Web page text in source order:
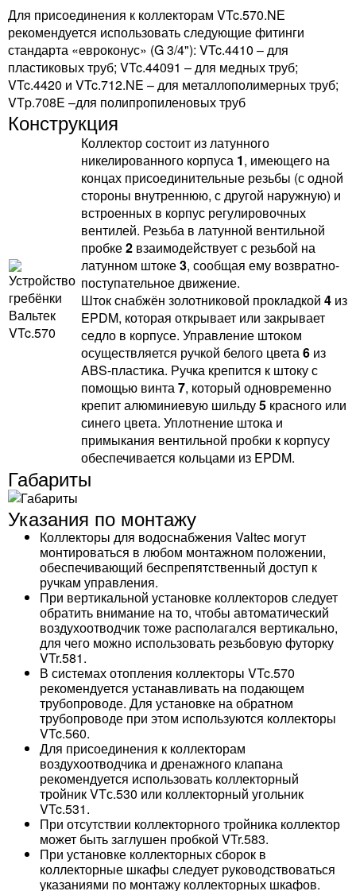
Для присоединения к коллекторам VTc.570.NЕ
рекомендуется использовать следующие фитинги
стандарта «евроконус» (G 3/4"): VTc.4410 – для
пластиковых труб; VTc.44091 – для медных труб;
VTc.4420 и VTc.712.NE – для металлополимерных труб;
VTp.708E –для полипропиленовых труб
Конструкция
Коллектор состоит из латунного
никелированного корпуса 1, имеющего на
концах присоединительные резьбы (с одной
стороны внутреннюю, с другой наружную) и
встроенных в корпус регулировочных
вентилей. Резьба в латунной вентильной
пробке2 взаимодействует с резьбой на
латунном штоке3, сообщая ему возвратно-
поступательное движение.
Шток снабжён золотниковой прокладкой 4 из
EPDM, которая открывает или закрывает
седло в корпусе. Управление штоком
осуществляется ручкой белого цвета6 из
ABS-пластика. Ручка крепится к штоку с
помощью винта7, который одновременно
крепит алюминиевую шильду5 красного или
синего цвета. Уплотнение штока и
примыкания вентильной пробки к корпусу
обеспечивается кольцами из EPDM.
Габариты
Указания по монтажу
Коллекторы для водоснабжения Valtec могут
монтироваться в любом монтажном положении,
обеспечивающий беспрепятственный доступ к
ручкам управления.
При вертикальной установке коллекторов следует
обратить внимание на то, чтобы автоматический
воздухоотводчик тоже располагался вертикально,
для чего можно использовать резьбовую футорку
VTr.581.
В системах отопления коллекторы VTc.570
рекомендуется устанавливать на подающем
трубопроводе. Для установке на обратном
трубопроводе при этом используются коллекторы
VTc.560.
Для присоединения к коллекторам
воздухоотводчика и дренажного клапана
рекомендуется использовать коллекторный
тройник VTс.530 или коллекторный угольник
VTc.531.
При отсутствии коллекторного тройника коллектор
может быть заглушен пробкой VTr.583.
При установке коллекторных сборок в
коллекторные шкафы следует руководствоваться
указаниями по монтажу коллекторных шкафов.